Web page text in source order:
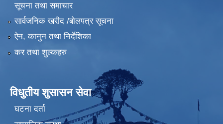
सूचना तथा समाचार
सार्वजनिक खरीद /बोलपत्र सूचना
ऐन, कानुन तथा निर्देशिका
कर तथा शुल्कहरु
विधुतीय शुसासन सेवा
घटना दर्ता